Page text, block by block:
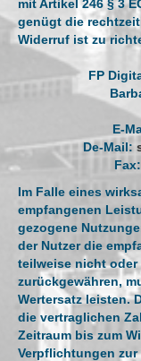
mit Artikel 246 § 3
genügt die
Widerruf ist zu
FP
E-
De-Mail:
Im Falle eines
empfangenen
gezogene
der Nutzer die
teilweise nicht
zurückgewähren,
Wertersatz leisten.
die vertraglichen
Zeitraum bis zum
Verpflichtungen